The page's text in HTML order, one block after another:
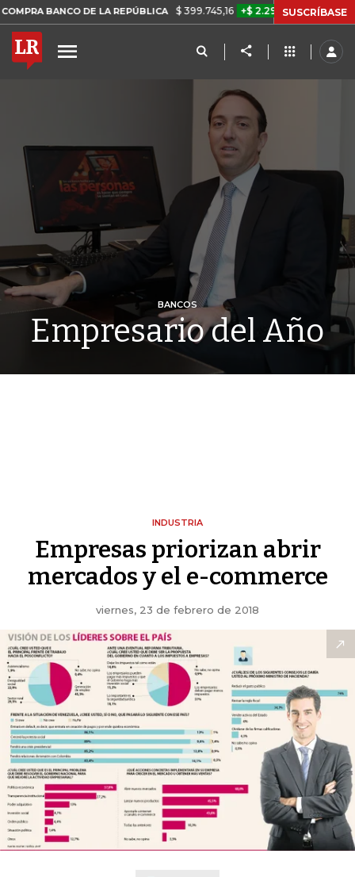
DE LA REPÚBLICA $ 399.745,16 +$ 2.295,71 +0,58% TASA DE
SUSCRÍBASE
BANCOS
Empresario del Año
INDUSTRIA
Empresas priorizan abrir
mercados y el e-commerce
viernes, 23 de febrero de 2018